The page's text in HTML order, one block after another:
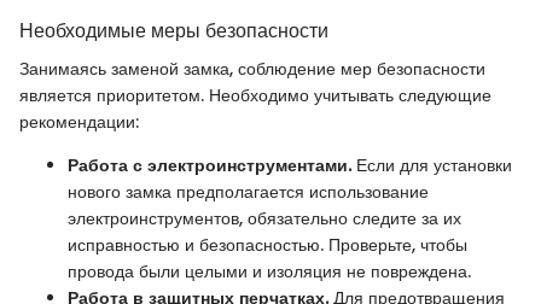
Необходимые меры безопасности
Занимаясь заменой замка, соблюдение мер безопасности
является приоритетом. Необходимо учитывать следующие
рекомендации:
Работа с электроинструментами.Если для установки
нового замка предполагается использование
электроинструментов, обязательно следите за их
исправностью и безопасностью. Проверьте, чтобы
провода были целыми и изоляция не повреждена.
Работа в защитных перчатках.Для предотвращения